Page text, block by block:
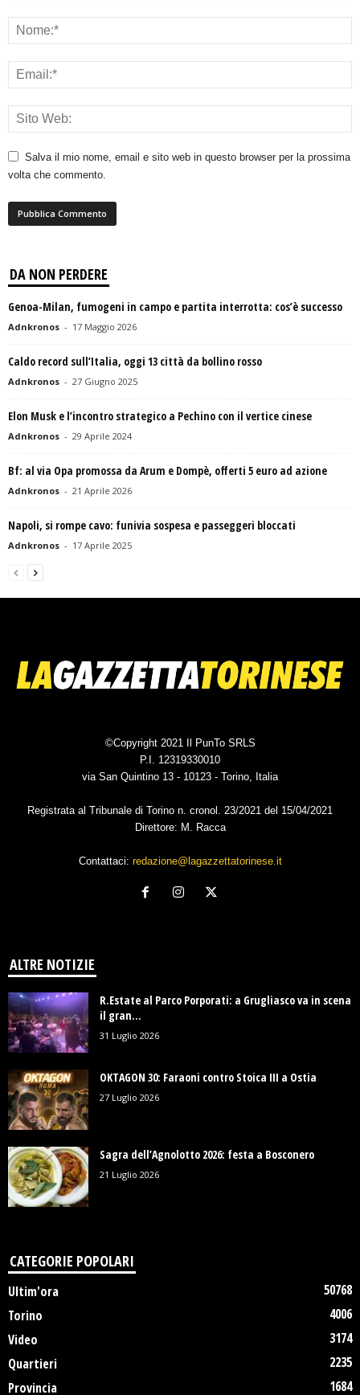
Salva il mio nome, email e sito web in questo browser per la prossima
volta che commento.
DA NON PERDERE
Genoa-Milan, fumogeni in campo e partita interrotta: cos’è successo
Adnkronos - 17 Maggio 2026
Caldo record sull’Italia, oggi 13 città da bollino rosso
Adnkronos - 27 Giugno 2025
Elon Musk e l’incontro strategico a Pechino con il vertice cinese
Adnkronos - 29 Aprile 2024
Bf: al via Opa promossa da Arum e Dompè, offerti 5 euro ad azione
Adnkronos - 21 Aprile 2026
Napoli, si rompe cavo: funivia sospesa e passeggeri bloccati
Adnkronos - 17 Aprile 2025
©Copyright 2021 Il PunTo SRLS
P.I. 12319330010
via San Quintino 13 - 10123 - Torino, Italia
Registrata al Tribunale di Torino n. cronol. 23/2021 del 15/04/2021
Direttore: M. Racca
Contattaci: redazione@lagazzettatorinese.it
ALTRE NOTIZIE
R.Estate al Parco Porporati: a Grugliasco va in scena
il gran...
31 Luglio 2026
OKTAGON 30: Faraoni contro Stoica III a Ostia
27 Luglio 2026
Sagra dell’Agnolotto 2026: festa a Bosconero
21 Luglio 2026
CATEGORIE POPOLARI
Ultim'ora
50768
Torino
4006
Video
3174
Quartieri
2235
Provincia
1684